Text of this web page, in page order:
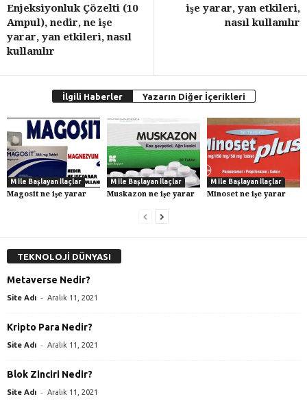
Enjeksiyonluk Çözelti (10
Ampul), nedir, ne işe
yarar, yan etkileri, nasıl
kullanılır
işe yarar, yan etkileri,
nasıl kullanılır
İlgili Haberler Yazarın Diğer İçerikleri
M İle Başlayan İlaçlar
Magosit ne işe yarar
M İle Başlayan İlaçlar
Muskazon ne işe yarar
M İle Başlayan İlaçlar
Minoset ne işe yarar
TEKNOLOJİ DÜNYASI
Metaverse Nedir?
Site Adı - Aralık 11, 2021
Kripto Para Nedir?
Site Adı - Aralık 11, 2021
Blok Zinciri Nedir?
Site Adı - Aralık 11, 2021